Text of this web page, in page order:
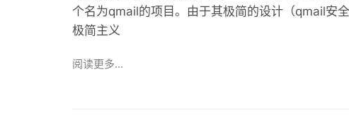
个名为qmail的项目。由于其极简的设计（qmail安
极简主义
阅读更多...